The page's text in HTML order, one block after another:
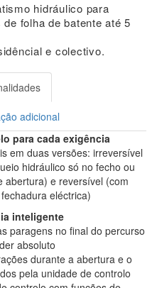
hidráulico para
de folha de batente até 5
e colectivo.
adicional
para cada exigência
em duas versões: irreversível
hidráulico só no fecho ou
abertura) e reversível (com
eléctrica)
inteligente
paragens no final do percurso
absoluto
durante a abertura e o
pela unidade de controlo